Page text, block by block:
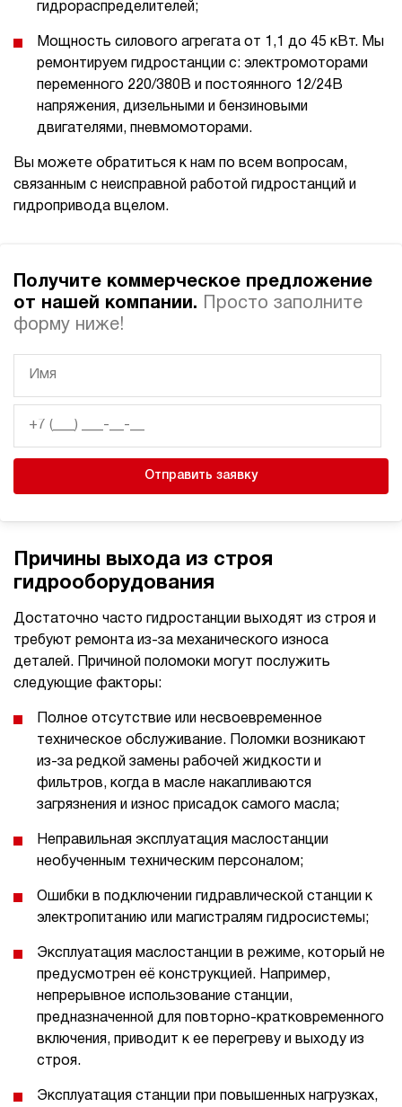
гидрораспределителей;
Мощность силового агрегата от 1,1 до 45 кВт. Мы
ремонтируем гидростанции с: электромоторами
переменного 220/380В и постоянного 12/24В
напряжения, дизельными и бензиновыми
двигателями, пневмомоторами.
Вы можете обратиться к нам по всем вопросам,
связанным с неисправной работой гидростанций и
гидропривода вцелом.
Получите коммерческое предложение
от нашей компании.
Просто заполните
форму ниже!
Отправить заявку
Причины выхода из строя
гидрооборудования
Достаточно часто гидростанции выходят из строя и
требуют ремонта из-за механического износа
деталей. Причиной поломоки могут послужить
следующие факторы:
Полное отсутствие или несвоевременное
техническое обслуживание. Поломки возникают
из-за редкой замены рабочей жидкости и
фильтров, когда в масле накапливаются
загрязнения и износ присадок самого масла;
Неправильная эксплуатация маслостанции
необученным техническим персоналом;
Ошибки в подключении гидравлической станции к
электропитанию или магистралям гидросистемы;
Эксплуатация маслостанции в режиме, который не
предусмотрен её конструкцией. Например,
непрерывное использование станции,
предназначенной для повторно-кратковременного
включения, приводит к ее перегреву и выходу из
строя.
Эксплуатация станции при повышенных нагрузках,